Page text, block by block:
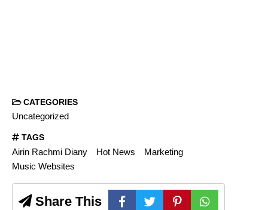
CATEGORIES
Uncategorized
TAGS
Airin Rachmi Diany Hot News
Marketing
Music Websites
Share This